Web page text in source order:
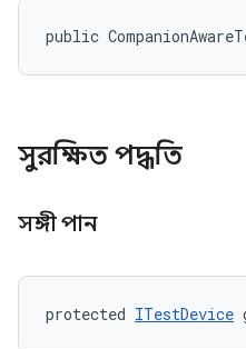
public
সুরক্ষিত পদ্ধতি
সঙ্গী পান
protected ITestDevice